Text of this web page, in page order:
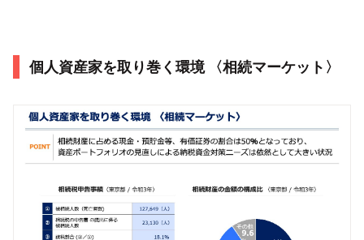
個人資産家を取り巻く環境 〈相続マーケット〉